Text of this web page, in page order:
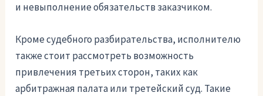
и невыполнение обязательств заказчиком.
Кроме судебного разбирательства, исполнителю
также стоит рассмотреть возможность
привлечения третьих сторон, таких как
арбитражная палата или третейский суд. Такие